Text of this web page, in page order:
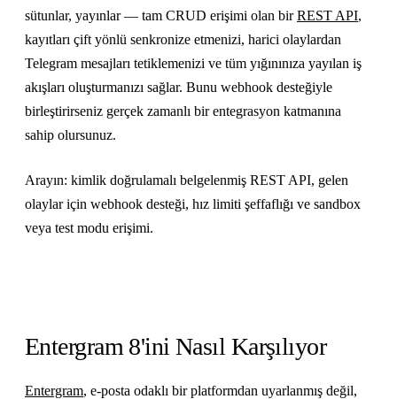
sütunlar, yayınlar — tam CRUD erişimi olan birREST API,
kayıtları çift yönlü senkronize etmenizi, harici olaylardan
Telegram mesajları tetiklemenizi ve tüm yığınınıza yayılan iş
akışları oluşturmanızı sağlar. Bunu webhook desteğiyle
birleştirirseniz gerçek zamanlı bir entegrasyon katmanına
sahip olursunuz.
Arayın: kimlik doğrulamalı belgelenmiş REST API, gelen
olaylar için webhook desteği, hız limiti şeffaflığı ve sandbox
veya test modu erişimi.
Entergram 8'ini Nasıl Karşılıyor
Entergram, e-posta odaklı bir platformdan uyarlanmış değil,